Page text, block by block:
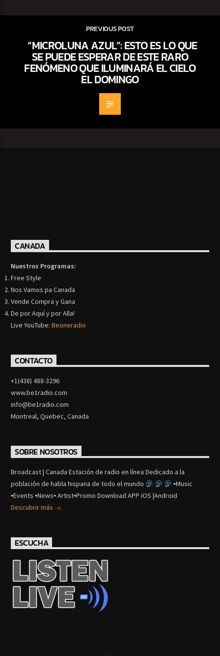
PREVIOUS POST
“MICROLUNA AZUL”: ESTO ES LO QUE
SE PUEDE ESPERAR DE ESTE RARO
FENÓMENO QUE ILUMINARÁ EL CIELO
EL DOMINGO
CANADA
Nuestros Programas:
Free Style
Nos Vamos pa Canada
Vende Compra y Gana
De por Aquí y por Alla!
Live YouTube:Beoneradio
CONTACTO
+1(438) 488-3296
www.be1radio.com
info@be1radio.com
Montreal, Quebec, Canada
SOBRE NOSOTROS
Broadcast | Canada Estación de radio en línea Dedicado a la
población de habla hispana de todo el mundo
▪Music
▪Events ▪News▪ Artist▪Promo Download APP iOS |Android
Descubrir más
ESCUCHA